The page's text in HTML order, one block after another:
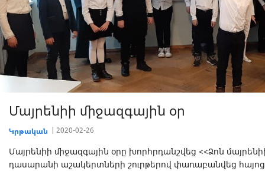
Մայրենիի միջազգային օր
Կրթական 2020-02-26
Մայրենիի միջազգային օրը խորհրդանշվեց <<Ձոն
դասարանի աշակերտների շուրթերով փառաբանվեց հայոց